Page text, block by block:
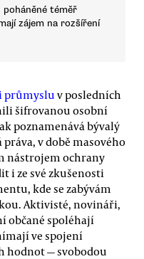
téměř
zájem na rozšíření
průmyslu v posledních
šifrovanou osobní
poznamenává bývalý
v době masového
nástrojem ochrany
i ze své zkušenosti
kde se zabývám
Aktivisté, novináři,
občané spoléhají
ve spojení
hodnot — svobodou